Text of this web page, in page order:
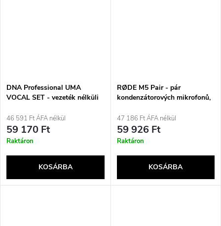
DNA Professional UMA
VOCAL SET - vezeték nélküli
+ vevőegység mikrofontöltő
állomással)
46 591 Ft ÁFA nélkül
59 170 Ft
Raktáron
KOSÁRBA
RØDE M5 Pair - pár
kondenzátorových mikrofonů,
47 186 Ft ÁFA nélkül
59 926 Ft
Raktáron
KOSÁRBA